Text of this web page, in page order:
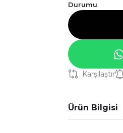
Durumu
Karşılaştır
Ürün Bilgisi